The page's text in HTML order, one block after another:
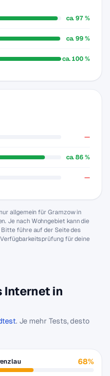
ca. 97 %
ca. 99 %
ca. 100 %
—
ca. 86 %
—
allgemein für Gramzow in
Je nach Wohngebiet kann die
Bitte führe auf der Seite des
für deine
Internet in
. Je mehr Tests, desto
68%